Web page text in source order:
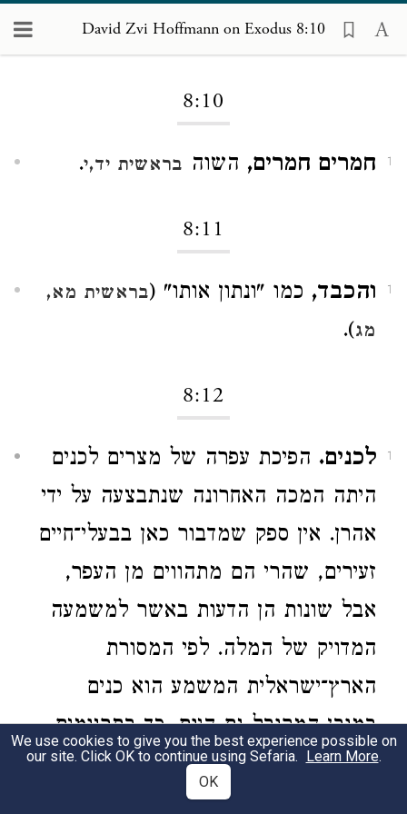
David Zvi Hoffmann on Exodus 8:10
8:10
1 חמרים חמרים, השוה בראשית יד,י.
8:11
1 והכבד, כמו "ונתון אותו" (בראשית מא,
מג).
8:12
1 לכנים. הפיכת עפרה של מצרים לכנים
היתה המכה האחרונה שנתבצעה על ידי
אהרן. אין ספק שמדבור כאן בבעלי־חיים
זעירים, שהרי הם מתהווים מן העפר,
אבל שונות הן הדעות באשר למשמעה
המדויק של המלה. לפי המסורת
הארץ־ישראלית המשמע הוא כנים
במובן המקובל גם היום. כך בתרגומים
כאן, אצל יוסף בן מתתיהו 48ואצל חז"ל
הרי זה חרק זעיר אך
We use cookies to give you the best experience possible on
our site. Click OK to continue using Sefaria. Learn More.
OK